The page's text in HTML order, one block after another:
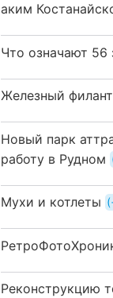
аким
Что означают 56
Железный
Новый парк
работу в Рудном
Мухи и котлеты
Реконструкцию